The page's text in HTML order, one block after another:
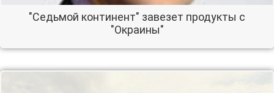
"Седьмой континент" завезет продукты с
"Окраины"